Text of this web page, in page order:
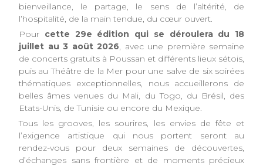
bienveillance, le partage, le sens de l’altérité, de
l’hospitalité, de la main tendue, du cœur ouvert.
Pour cette 29e édition qui se déroulera du 18
juillet au 3 août 2026, avec une première semaine
de concerts gratuits à Poussan et différents lieux sétois,
puis au Théâtre de la Mer pour une salve de six soirées
thématiques exceptionnelles, nous accueillerons de
belles âmes venues du Mali, du Togo, du Brésil, des
Etats-Unis, de Tunisie ou encore du Mexique.
Tous les grooves, les sourires, les envies de fête et
l’exigence artistique qui nous portent seront au
rendez-vous pour deux semaines de découvertes,
d’échanges sans frontière et de moments précieux